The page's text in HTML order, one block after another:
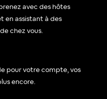
avec des hôtes
en assistant à des
chez vous.
pour votre compte, vos
encore.